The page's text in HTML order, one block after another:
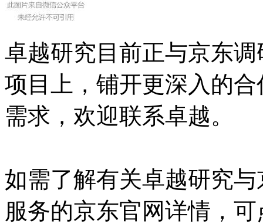
卓越研究目前正与京东调
项目上，铺开更深入的
需求，欢迎联系卓越。
如需了解有关卓越研究
服务的京东官网详情，